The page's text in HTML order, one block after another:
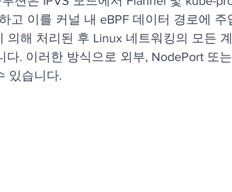
고 이를 커널 내 eBPF 데이터 경로에 주
의해 처리된 후 Linux 네트워킹의 모든
. 이러한 방식으로 외부, NodePort 또
있습니다.